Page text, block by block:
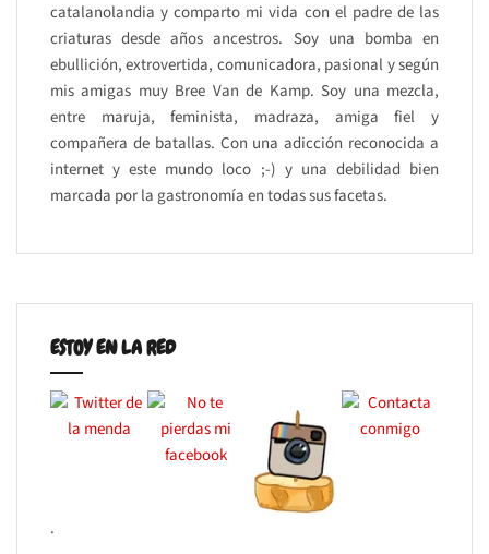
catalanolandia y comparto mi vida con el padre de las
criaturas desde años ancestros. Soy una bomba en
ebullición, extrovertida, comunicadora, pasional y según
mis amigas muy Bree Van de Kamp. Soy una mezcla,
entre maruja, feminista, madraza, amiga fiel y
compañera de batallas. Con una adicción reconocida a
internet y este mundo loco ;-) y una debilidad bien
marcada por la gastronomía en todas sus facetas.
ESTOY EN LA RED
.